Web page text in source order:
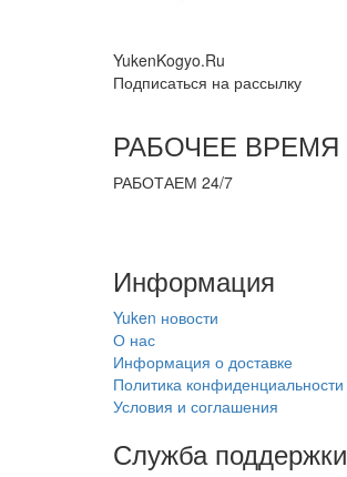
YukenKogyo.Ru
Подписаться на рассылку
РАБОЧЕЕ ВРЕМЯ
РАБОТАЕМ 24/7
Информация
Yuken новости
О нас
Информация о доставке
Политика конфиденциальности
Условия и соглашения
Служба поддержки